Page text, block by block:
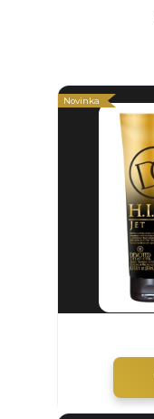
Novinka